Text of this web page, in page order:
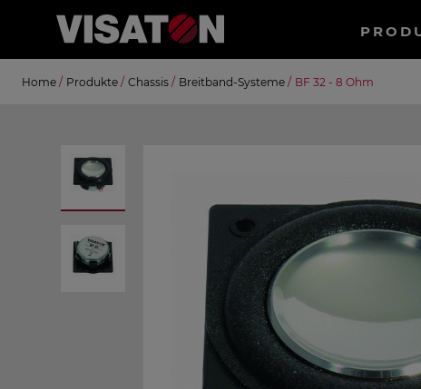
Suche
Home / Produkte / Chassis / Breitband-Systeme / BF 32 - 8 Ohm